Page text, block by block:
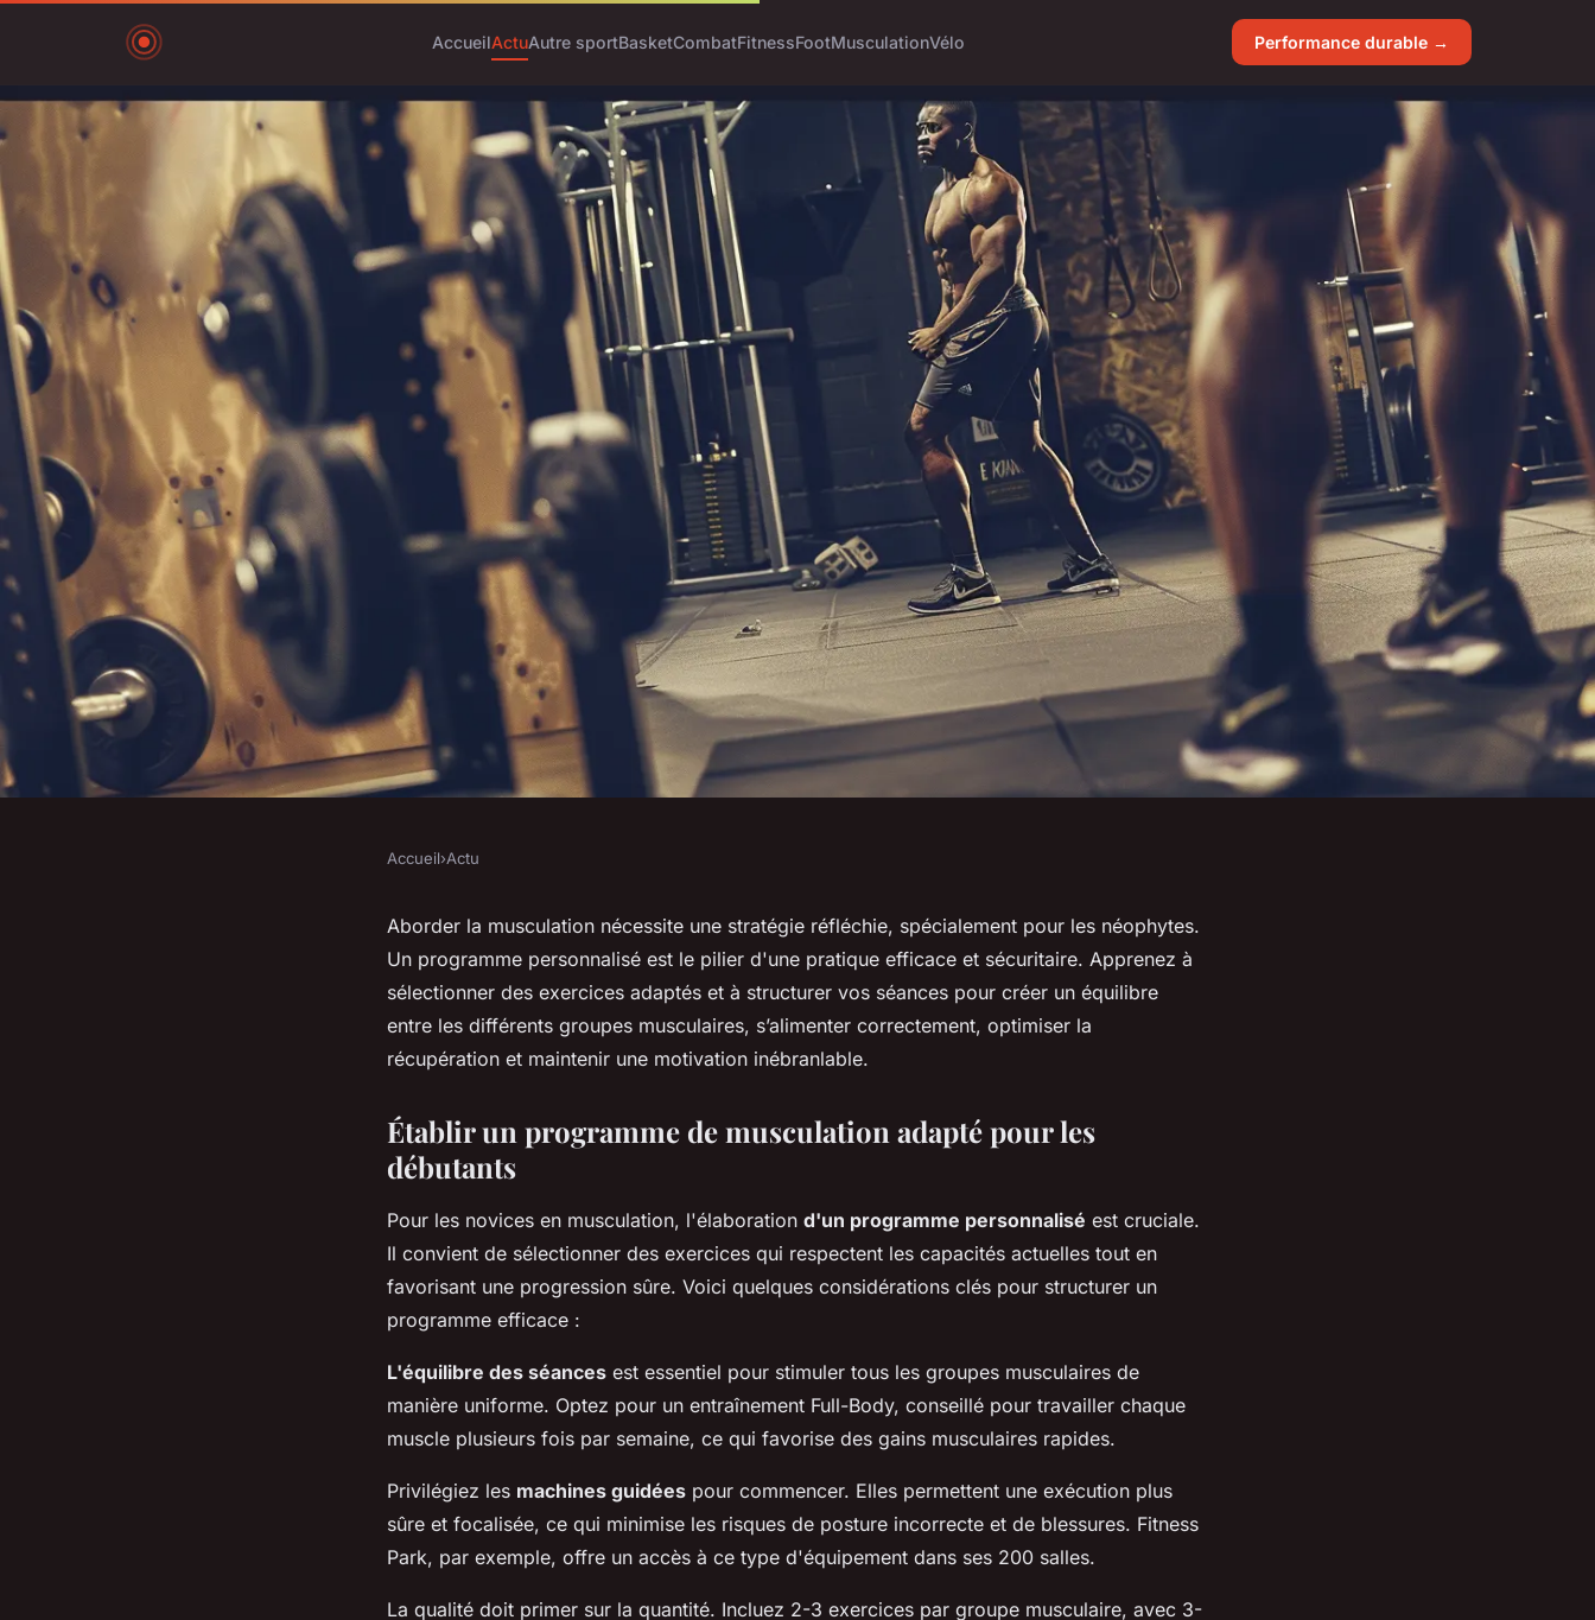
AccueilActuAutre sportBasketCombatFitnessFootMusculationVélo Performance durable →
Programme de musculation : conseils
pour bien débuter
Accueil›Actu
Aborder la musculation nécessite une stratégie réfléchie, spécialement pour les néophytes.
Un programme personnalisé est le pilier d'une pratique efficace et sécuritaire. Apprenez à
sélectionner des exercices adaptés et à structurer vos séances pour créer un équilibre
entre les différents groupes musculaires, s’alimenter correctement, optimiser la
récupération et maintenir une motivation inébranlable.
Établir un programme de musculation adapté pour les
débutants
Pour les novices en musculation, l'élaboration d'un programme personnalisé est cruciale.
Il convient de sélectionner des exercices qui respectent les capacités actuelles tout en
favorisant une progression sûre. Voici quelques considérations clés pour structurer un
programme efficace :
L'équilibre des séances est essentiel pour stimuler tous les groupes musculaires de
manière uniforme. Optez pour un entraînement Full-Body, conseillé pour travailler chaque
muscle plusieurs fois par semaine, ce qui favorise des gains musculaires rapides.
Privilégiez les machines guidées pour commencer. Elles permettent une exécution plus
sûre et focalisée, ce qui minimise les risques de posture incorrecte et de blessures. Fitness
Park, par exemple, offre un accès à ce type d'équipement dans ses 200 salles.
La qualité doit primer sur la quantité. Incluez 2-3 exercices par groupe musculaire, avec 3-